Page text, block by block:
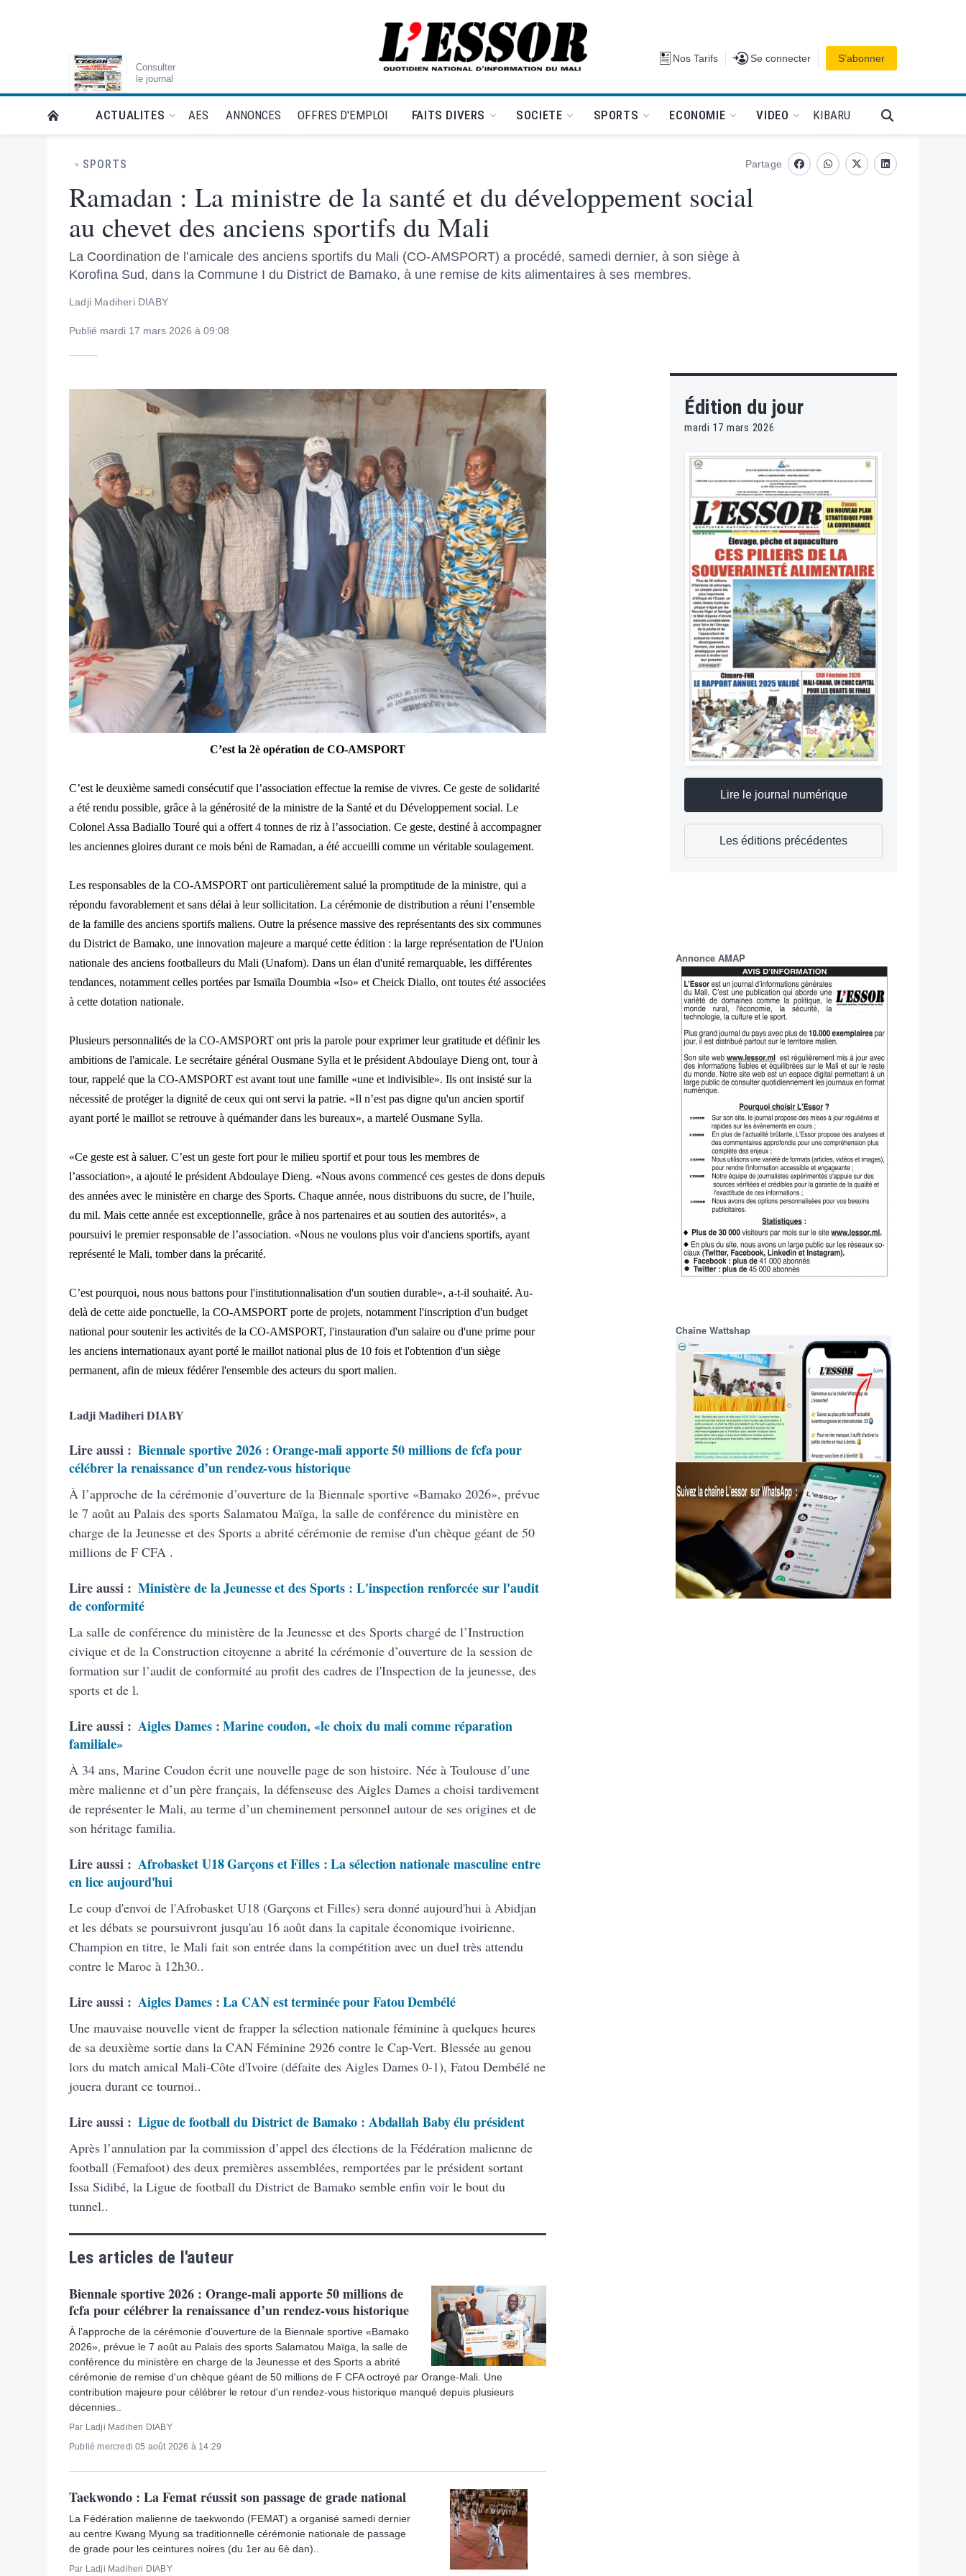
Consulter
le journal
L'Essor - retour à la une Nos Tarifs Se connecter
Se connecter S’abonner
RETOUR À LA PAGE D’ACCUEIL DE L'ESSOR
ACTUALITES AES ANNONCES OFFRES D'EMPLOI FAITS DIVERS SOCIETE SPORTS ECONOMIE VIDEO KIBARU
SPORTS
Ramadan : La ministre de la santé et du développement social
au chevet des anciens sportifs du Mali
La Coordination de l’amicale des anciens sportifs du Mali (CO-AMSPORT) a procédé, samedi dernier, à son siège à
Korofina Sud, dans la Commune I du District de Bamako, à une remise de kits alimentaires à ses membres.
Ladji Madiheri DIABY
Publié mardi 17 mars 2026 à 09:08
Partage
FacebookwhatsappTwitterLinkedin
C’est la 2è opération de CO-AMSPORT
C’est le deuxième samedi consécutif que l’association effectue la remise de vivres. Ce geste de solidarité
a été rendu possible, grâce à la générosité de la ministre de la Santé et du Développement social. Le
Colonel Assa Badiallo Touré qui a offert 4 tonnes de riz à l’association. Ce geste, destiné à accompagner
les anciennes gloires durant ce mois béni de Ramadan, a été accueilli comme un véritable soulagement.
Les responsables de la CO-AMSPORT ont particulièrement salué la promptitude de la ministre, qui a
répondu favorablement et sans délai à leur sollicitation. La cérémonie de distribution a réuni l’ensemble
de la famille des anciens sportifs maliens. Outre la présence massive des représentants des six communes
du District de Bamako, une innovation majeure a marqué cette édition : la large représentation de l'Union
nationale des anciens footballeurs du Mali (Unafom). Dans un élan d'unité remarquable, les différentes
tendances, notamment celles portées par Ismaïla Doumbia «Iso» et Cheick Diallo, ont toutes été associées
à cette dotation nationale.
Plusieurs personnalités de la CO-AMSPORT ont pris la parole pour exprimer leur gratitude et définir les
ambitions de l'amicale. Le secrétaire général Ousmane Sylla et le président Abdoulaye Dieng ont, tour à
tour, rappelé que la CO-AMSPORT est avant tout une famille «une et indivisible». Ils ont insisté sur la
nécessité de protéger la dignité de ceux qui ont servi la patrie. «Il n’est pas digne qu'un ancien sportif
ayant porté le maillot se retrouve à quémander dans les bureaux», a martelé Ousmane Sylla.
«Ce geste est à saluer. C’est un geste fort pour le milieu sportif et pour tous les membres de
l’association», a ajouté le président Abdoulaye Dieng. «Nous avons commencé ces gestes de dons depuis
des années avec le ministère en charge des Sports. Chaque année, nous distribuons du sucre, de l’huile,
du mil. Mais cette année est exceptionnelle, grâce à nos partenaires et au soutien des autorités», a
poursuivi le premier responsable de l’association. «Nous ne voulons plus voir d'anciens sportifs, ayant
représenté le Mali, tomber dans la précarité.
C’est pourquoi, nous nous battons pour l'institutionnalisation d'un soutien durable», a-t-il souhaité. Au-
delà de cette aide ponctuelle, la CO-AMSPORT porte de projets, notamment l'inscription d'un budget
national pour soutenir les activités de la CO-AMSPORT, l'instauration d'un salaire ou d'une prime pour
les anciens internationaux ayant porté le maillot national plus de 10 fois et l'obtention d'un siège
permanent, afin de mieux fédérer l'ensemble des acteurs du sport malien.
Ladji Madiheri DIABY
Lire aussi : Biennale sportive 2026 : Orange-mali apporte 50 millions de fcfa pour
célébrer la renaissance d’un rendez-vous historique
À l’approche de la cérémonie d’ouverture de la Biennale sportive «Bamako 2026», prévue
le 7 août au Palais des sports Salamatou Maïga, la salle de conférence du ministère en
charge de la Jeunesse et des Sports a abrité cérémonie de remise d'un chèque géant de 50
millions de F CFA .
Lire aussi : Ministère de la Jeunesse et des Sports : L'inspection renforcée sur l'audit
de conformité
La salle de conférence du ministère de la Jeunesse et des Sports chargé de l’Instruction
civique et de la Construction citoyenne a abrité la cérémonie d’ouverture de la session de
formation sur l’audit de conformité au profit des cadres de l'Inspection de la jeunesse, des
sports et de l.
Lire aussi : Aigles Dames : Marine coudon, «le choix du mali comme réparation
familiale»
À 34 ans, Marine Coudon écrit une nouvelle page de son histoire. Née à Toulouse d’une
mère malienne et d’un père français, la défenseuse des Aigles Dames a choisi tardivement
de représenter le Mali, au terme d’un cheminement personnel autour de ses origines et de
son héritage familia.
Lire aussi : Afrobasket U18 Garçons et Filles : La sélection nationale masculine entre
en lice aujourd'hui
Le coup d'envoi de l'Afrobasket U18 (Garçons et Filles) sera donné aujourd'hui à Abidjan
et les débats se poursuivront jusqu'au 16 août dans la capitale économique ivoirienne.
Champion en titre, le Mali fait son entrée dans la compétition avec un duel très attendu
contre le Maroc à 12h30..
Lire aussi : Aigles Dames : La CAN est terminée pour Fatou Dembélé
Une mauvaise nouvelle vient de frapper la sélection nationale féminine à quelques heures
de sa deuxième sortie dans la CAN Féminine 2926 contre le Cap-Vert. Blessée au genou
lors du match amical Mali-Côte d'Ivoire (défaite des Aigles Dames 0-1), Fatou Dembélé ne
jouera durant ce tournoi..
Lire aussi : Ligue de football du District de Bamako : Abdallah Baby élu président
Après l’annulation par la commission d’appel des élections de la Fédération malienne de
football (Femafoot) des deux premières assemblées, remportées par le président sortant
Issa Sidibé, la Ligue de football du District de Bamako semble enfin voir le bout du
tunnel..
Les articles de l'auteur
Biennale sportive 2026 : Orange-mali apporte 50 millions de
fcfa pour célébrer la renaissance d’un rendez-vous historique
À l’approche de la cérémonie d’ouverture de la Biennale sportive «Bamako
2026», prévue le 7 août au Palais des sports Salamatou Maïga, la salle de
conférence du ministère en charge de la Jeunesse et des Sports a abrité
cérémonie de remise d'un chèque géant de 50 millions de F CFA octroyé par Orange-Mali. Une
contribution majeure pour célébrer le retour d'un rendez-vous historique manqué depuis plusieurs
décennies..
Par Ladji Madiheri DIABY
Publié mercredi 05 août 2026 à 14:29
Taekwondo : La Femat réussit son passage de grade national
La Fédération malienne de taekwondo (FEMAT) a organisé samedi dernier
au centre Kwang Myung sa traditionnelle cérémonie nationale de passage
de grade pour les ceintures noires (du 1er au 6è dan)..
Par Ladji Madiheri DIABY
Édition du jour
mardi 17 mars 2026
Lire le journal numérique
Les éditions précédentes
Annonce AMAP
Chaîne Wattshap